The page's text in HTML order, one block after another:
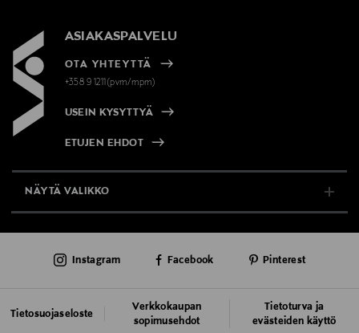
ASIAKASPALVELU
OTA YHTEYTTÄ
+358 9 1211(pvm/mpm)
USEIN KYSYTTYÄ
ETUJEN EHDOT
NÄYTÄ VALIKKO
AJANKOHTAISTA
Tietosuojaseloste
Verkkokaupan
sopimusehdot
Tietoturva ja
evästeiden käyttö
Instagram Facebook Pinterest